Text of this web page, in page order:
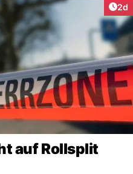
2d
auf Rollsplit